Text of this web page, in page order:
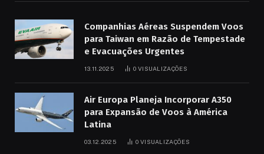
Companhias Aéreas Suspendem Voos
para Taiwan em Razão de Tempestade
e Evacuações Urgentes
13.11.2025 0 VISUALIZAÇÕES
Air Europa Planeja Incorporar A350
para Expansão de Voos à América
Latina
03.12.2025 0 VISUALIZAÇÕES